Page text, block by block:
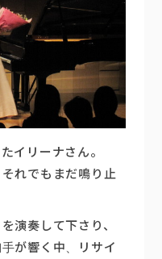
イリーナさん。
れでもまだ鳴り止
演奏して下さり、
が響く中、リサイ